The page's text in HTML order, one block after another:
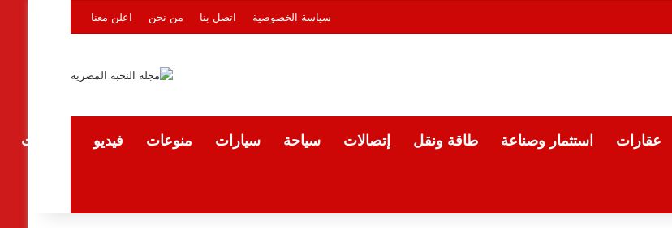
سياسة الخصوصية اتصل بنا من نحن اعلن معنا
عقارات استثمار وصناعة طاقة ونقل إتصالات سياحة سيارات منوعات فيديو المقالات